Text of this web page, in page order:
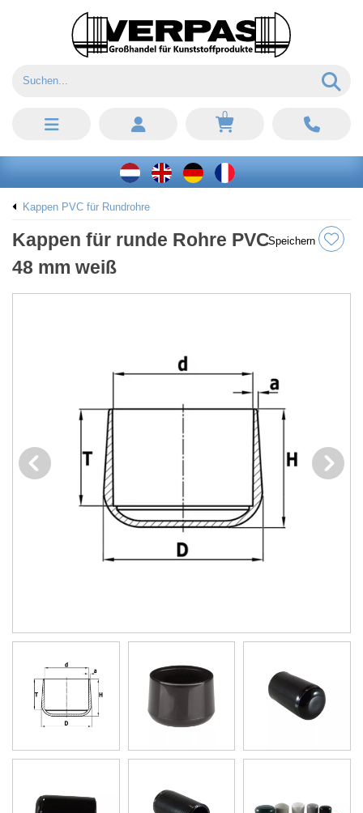
0
Kappen PVC für Rundrohre
Kappen für runde Rohre PVC
48 mm weiß
Speichern